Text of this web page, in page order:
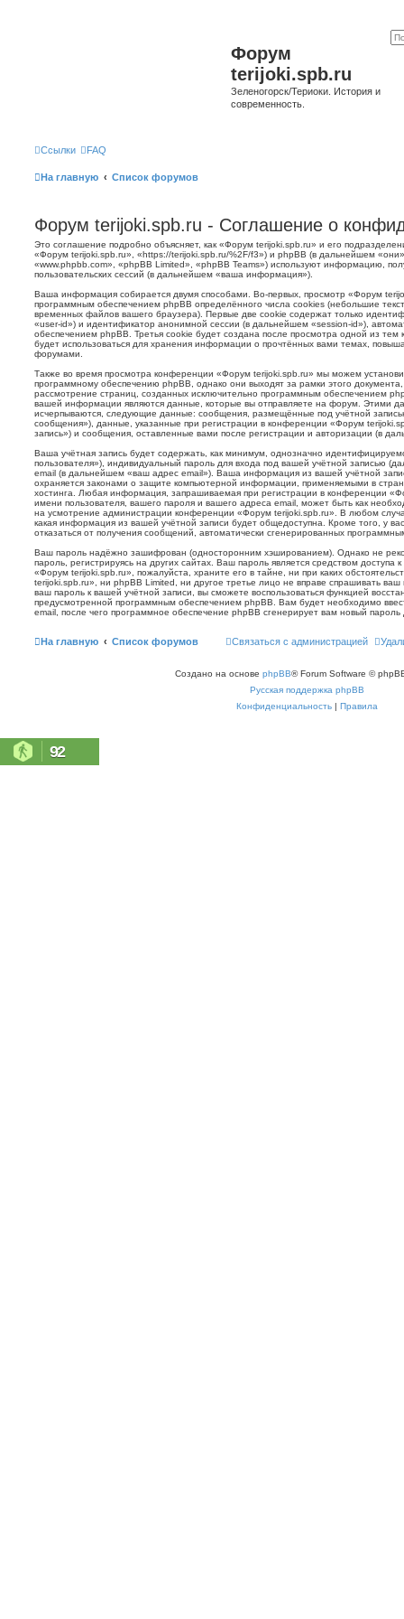
Форум
terijoki.spb.ru
Зеленогорск/Териоки. История и
современность.
Ссылки FAQ
На главную Список форумов
Форум terijoki.spb.ru - Соглашение о
Это соглашение подробно объясняет, как «Форум terijoki.spb.ru» и его
«Форум terijoki.spb.ru», «https://terijoki.spb.ru/%2F/f3») и phpBB (в дальнейшем
«www.phpbb.com», «phpBB Limited», «phpBB Teams») используют информацию,
пользовательских сессий (в дальнейшем «ваша информация»).
Ваша информация собирается двумя способами. Во-первых, просмотр «Форум
программным обеспечением phpBB определённого числа cookies (небольшие
временных файлов вашего браузера). Первые две cookie содержат только
«user-id») и идентификатор анонимной сессии (в дальнейшем «session-id»),
обеспечением phpBB. Третья cookie будет создана после просмотра одной из
будет использоваться для хранения информации о прочтённых вами темах,
форумами.
Также во время просмотра конференции «Форум terijoki.spb.ru» мы можем
программному обеспечению phpBB, однако они выходят за рамки этого документа,
рассмотрение страниц, созданных исключительно программным обеспечением
вашей информации являются данные, которые вы отправляете на форум. Этими
исчерпываются, следующие данные: сообщения, размещённые под учётной
сообщения»), данные, указанные при регистрации в конференции «Форум
запись») и сообщения, оставленные вами после регистрации и авторизации (в
Ваша учётная запись будет содержать, как минимум, однозначно
пользователя»), индивидуальный пароль для входа под вашей учётной записью
email (в дальнейшем «ваш адрес email»). Ваша информация из вашей учётной
охраняется законами о защите компьютерной информации, применяемыми в
хостинга. Любая информация, запрашиваемая при регистрации в конференции
имени пользователя, вашего пароля и вашего адреса email, может быть как
на усмотрение администрации конференции «Форум terijoki.spb.ru». В любом
какая информация из вашей учётной записи будет общедоступна. Кроме того, у
отказаться от получения сообщений, автоматически сгенерированных
Ваш пароль надёжно зашифрован (односторонним хэшированием). Однако не
пароль, регистрируясь на других сайтах. Ваш пароль является средством
«Форум terijoki.spb.ru», пожалуйста, храните его в тайне, ни при каких
terijoki.spb.ru», ни phpBB Limited, ни другое третье лицо не вправе спрашивать
ваш пароль к вашей учётной записи, вы сможете воспользоваться функцией
предусмотренной программным обеспечением phpBB. Вам будет необходимо
email, после чего программное обеспечение phpBB сгенерирует вам новый
На главную Список форумов Связаться с администрацией
Создано на основе phpBB® Forum Software ©
Русская поддержка phpBB
Конфиденциальность | Правила
92